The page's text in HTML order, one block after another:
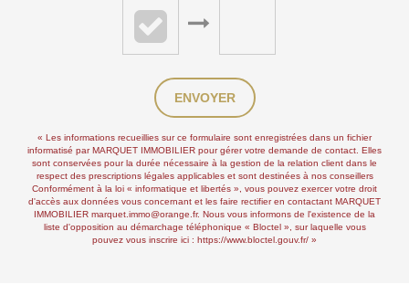
ENVOYER
« Les informations recueillies sur ce formulaire sont enregistrées dans un fichier
informatisé par MARQUET IMMOBILIER pour gérer votre demande de contact. Elles
sont conservées pour la durée nécessaire à la gestion de la relation client dans le
respect des prescriptions légales applicables et sont destinées à nos conseillers
Conformément à la loi « informatique et libertés », vous pouvez exercer votre droit
d'accès aux données vous concernant et les faire rectifier en contactant MARQUET
IMMOBILIER marquet.immo@orange.fr. Nous vous informons de l'existence de la
liste d'opposition au démarchage téléphonique « Bloctel », sur laquelle vous
pouvez vous inscrire ici : https://www.bloctel.gouv.fr/ »